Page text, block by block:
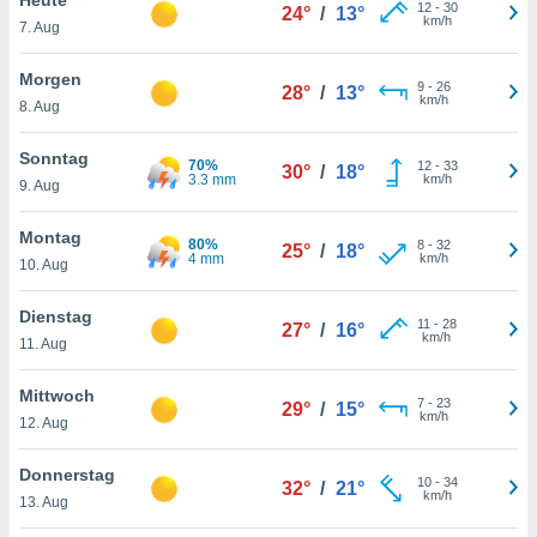
oder
Partner
es uns
das
der
Profil zu
Ihnen
finden
. Sie
jederzeit
Rand
7. Aug
24° / 13° 12- 30
km/h
Morgen
8. Aug
28° / 13° 9- 26
km/h
Sonntag
9. Aug
70%
3.3 mm
30° / 18° 12- 33
km/h
Montag
10. Aug
80%
4 mm
25° / 18° 8- 32
km/h
Dienstag
11. Aug
27° / 16° 11 - 28
km/h
Mittwoch
12. Aug
29° / 15° 7- 23
km/h
Donnerstag
13. Aug
32° / 21° 10- 34
km/h